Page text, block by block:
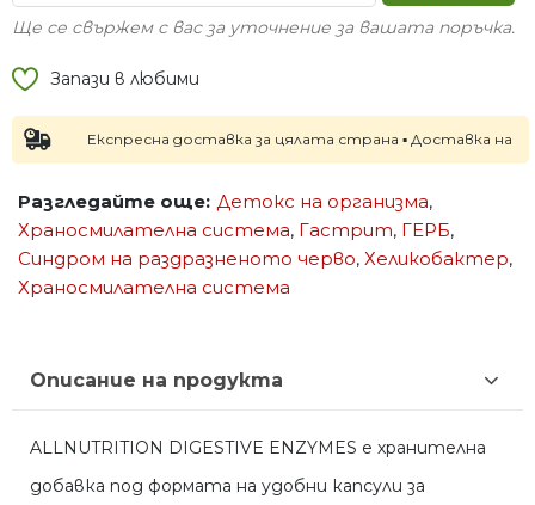
Ще се свържем с вас за уточнение за вашата поръчка.
Запази в любими
Експресна доставка за цялата страна ▪ Доставка на
Разгледайте още: Детокс на организма,
Храносмилателна система, Гастрит, ГЕРБ,
Синдром на раздразненото черво, Хеликобактер,
Храносмилателна система
Описание на продукта
ALLNUTRITION DIGESTIVE ENZYMES е хранителна
добавка под формата на удобни капсули за